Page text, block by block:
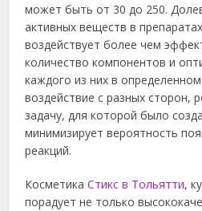
может быть от 30 до 250.
активных веществ в
воздействует более чем
количество компонентов и
каждого из них в
воздействие с разных сторон,
задачу, для которой было
минимизирует вероятность
реакций.
КосметикаСтикс в Тольятти,
порадует не только